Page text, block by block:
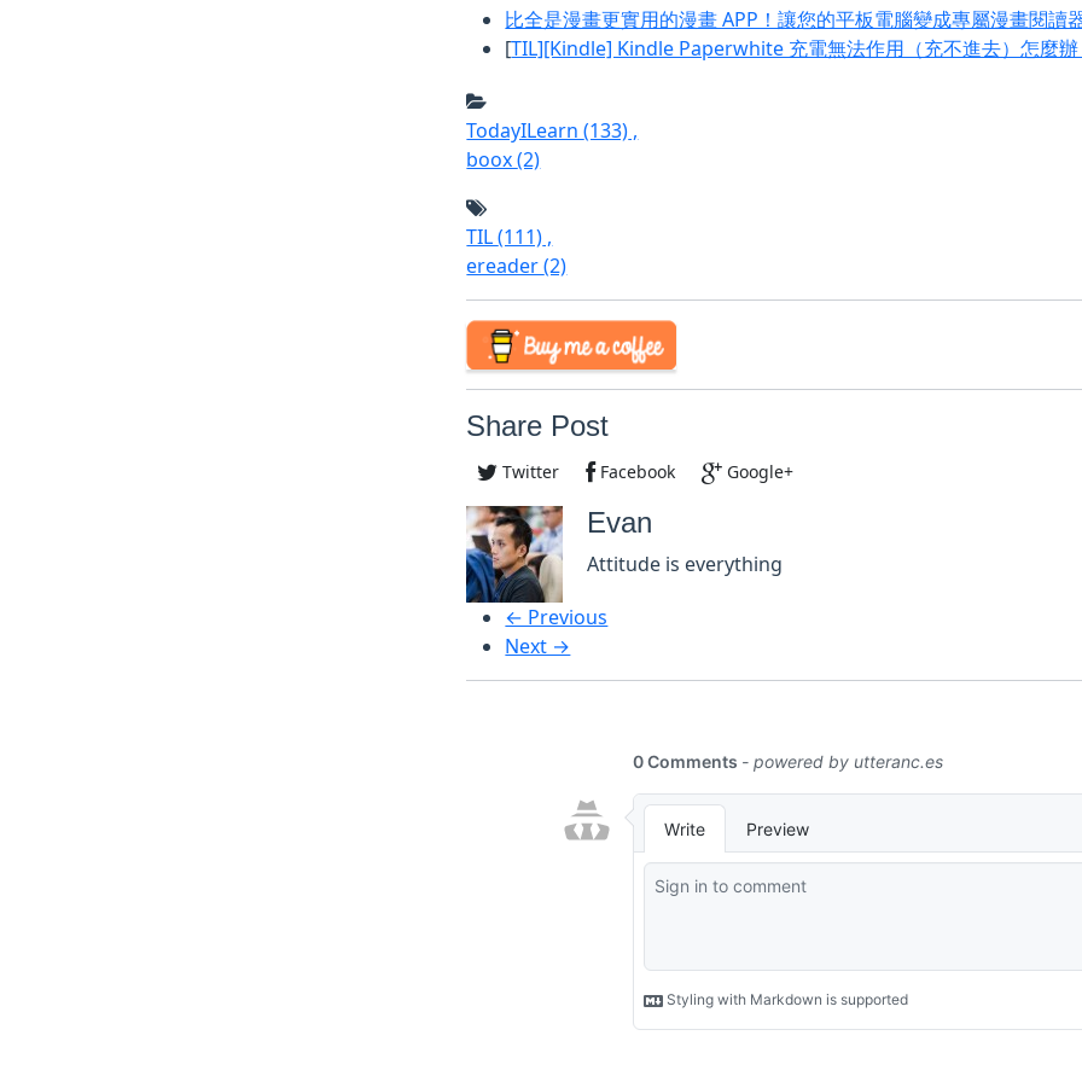
比全是漫畫更實用的漫畫 APP！讓您的平板電腦變成專屬漫畫閱讀
[TIL][Kindle] Kindle Paperwhite 充電無法作用（充不進去）怎麼辦
TodayILearn(133) ,
boox(2)
TIL(111) ,
ereader(2)
Share Post
Twitter Facebook Google+
Evan
Attitude is everything
← Previous
Next →